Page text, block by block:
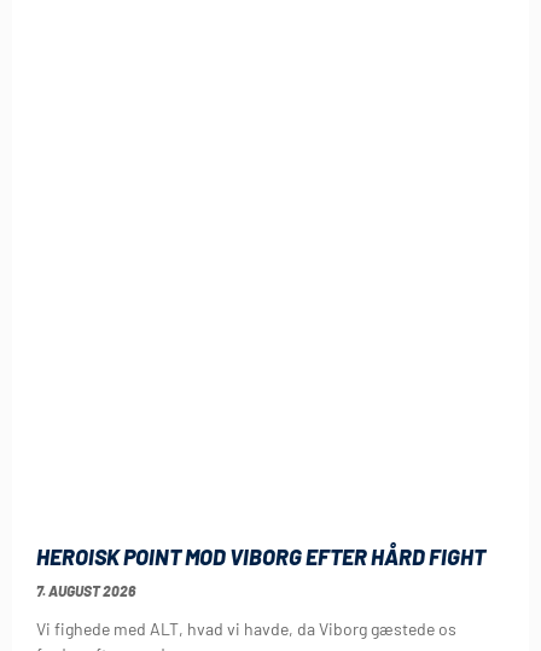
HEROISK POINT MOD VIBORG EFTER HÅRD FIGHT
7. AUGUST 2026
Vi fighede med ALT, hvad vi havde, da Viborg gæstede os